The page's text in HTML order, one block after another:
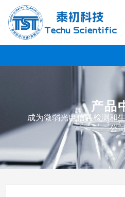
产品
成为微弱光电信号检测和
公